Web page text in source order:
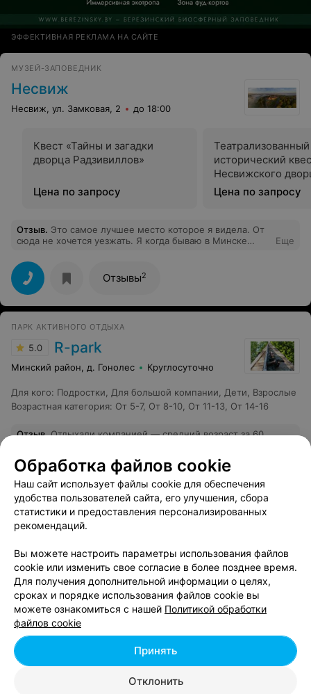
ЭФФЕКТИВНАЯ РЕКЛАМА НА САЙТЕ
МУЗЕЙ-ЗАПОВЕДНИК
Несвиж
Несвиж, ул. Замковая, 2 до 18:00
Квест «Тайны и загадки
дворца Радзивиллов»
Цена по запросу
Театрализованный
исторический
Несвижского
Цена по запросу
Отзыв. Это самое лучшее место которое я видела. От
сюда не хочется уезжать. Я когда бываю в Минске
Еще
Отзывы2
ПАРК АКТИВНОГО ОТДЫХА
5.0 R-park
Минский район, д. Гонолес Круглосуточно
Для кого: Подростки, Для большой компании, Дети, Взрослые
Возрастная категория: От 5-7, От 8-10, От 11-13, От 14-16
Отзыв. Отдыхали компанией — средний возраст за 60,
предложили нам квест с лёгкой опаской, но все так
здорово прошли (сказалось спортивное прошлое),
получили в подарок спуск на канате и это нам очень
понравилось.Очень хорошие впечатления и от ребят
инструкторов и девушек организаторов: тактичные, не
навязчивые. Особая благодарность Карине, она так
старалась помочь нам с беседкой и доставкой. Одним
словом все молодцы. Удачи вам, ребята, и развития.
место и могу сказать в плане удобств это лучшее
место. Спасибо! Процветания вам и развития!
Отзывы47
ЭФФЕКТИВНАЯ РЕКЛАМА НА САЙТЕ
Обработка файлов cookie
Наш сайт использует файлы cookie для обеспечения
удобства пользователей сайта, его улучшения, сбора
статистики и предоставления персонализированных
рекомендаций.
Вы можете настроить параметры использования файлов
cookie или изменить свое согласие в более позднее время.
Для получения дополнительной информации о целях,
сроках и порядке использования файлов cookie вы
можете ознакомиться с нашей Политикой обработки
файлов cookie
Отклонить
Принять